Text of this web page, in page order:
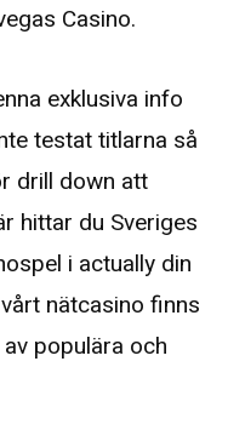
Casino.
exklusiva info
testat titlarna så
drill down att
hittar du Sveriges
i actually din
nätcasino finns
populära och